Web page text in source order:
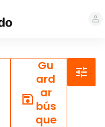
Gu
ard
ar
bús
que